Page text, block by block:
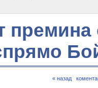
премина
« назад